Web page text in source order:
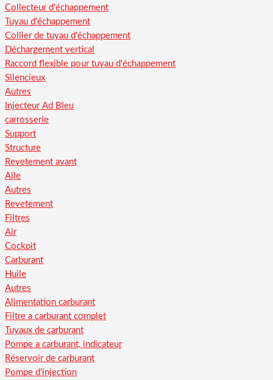
Collecteur d'échappement
Tuyau d'échappement
Collier de tuyau d'échappement
Déchargement vertical
Raccord flexible pour tuyau d'échappement
Silencieux
Autres
Injecteur Ad Bleu
carrosserie
Support
Structure
Revetement avant
Aile
Autres
Revetement
Filtres
Air
Cockpit
Carburant
Huile
Autres
Alimentation carburant
Filtre a carburant complet
Tuyaux de carburant
Pompe a carburant, indicateur
Réservoir de carburant
Pompe d'injection